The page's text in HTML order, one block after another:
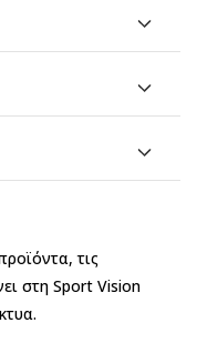
τις
στη Sport Vision